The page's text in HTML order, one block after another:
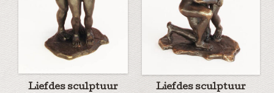
Liefdes sculptuur
Liefdes sculptuur